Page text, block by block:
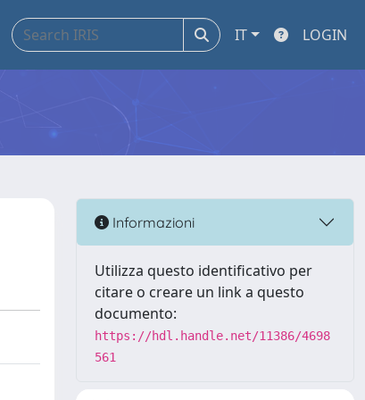
IT LOGIN
Informazioni
Utilizza questo identificativo per
citare o creare un link a questo
documento:
https://hdl.handle.net/11386/4698
561